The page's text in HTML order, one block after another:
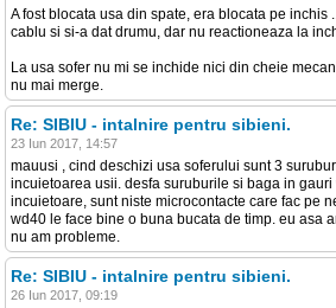
A fost blocata usa din spate, era blocata pe inchis
cablu si si-a dat drumu, dar nu reactioneaza la
La usa sofer nu mi se inchide nici din cheie
nu mai merge.
Re: SIBIU - intalnire pentru sibieni.
23 Iun 2017, 14:57
mauusi , cind deschizi usa soferului sunt 3
incuietoarea usii. desfa suruburile si baga in
incuietoare, sunt niste microcontacte care fac pe
wd40 le face bine o buna bucata de timp. eu asa
nu am probleme.
Re: SIBIU - intalnire pentru sibieni.
26 Iun 2017, 09:19